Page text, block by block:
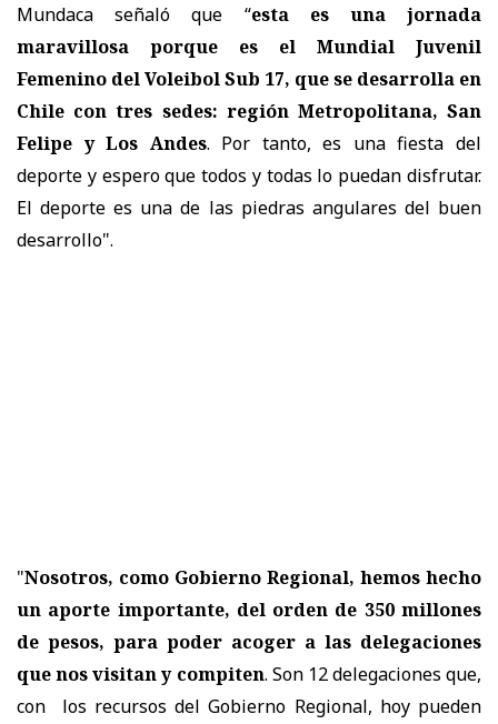
Mundaca señaló que “esta es una jornada
maravillosa porque es el Mundial Juvenil
Femenino del Voleibol Sub 17, que se desarrolla en
Chile con tres sedes: región Metropolitana, San
Felipe y Los Andes. Por tanto, es una fiesta del
deporte y espero que todos y todas lo puedan disfrutar.
El deporte es una de las piedras angulares del buen
desarrollo".
"Nosotros, como Gobierno Regional, hemos hecho
un aporte importante, del orden de 350 millones
de pesos, para poder acoger a las delegaciones
que nos visitan y compiten. Son 12 delegaciones que,
con los recursos del Gobierno Regional, hoy pueden